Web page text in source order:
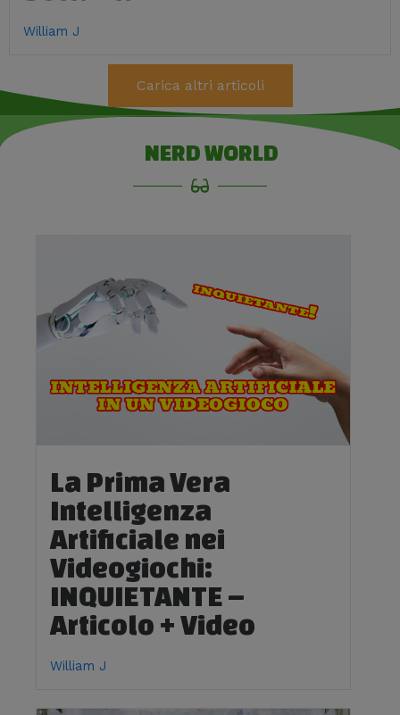
William J
Carica altri articoli
NERD WORLD
La Prima Vera
Intelligenza
Artificiale nei
Videogiochi:
INQUIETANTE –
Articolo + Video
William J